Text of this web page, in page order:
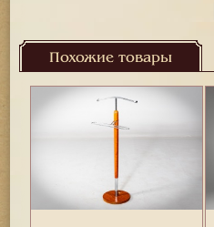
Похожие товары